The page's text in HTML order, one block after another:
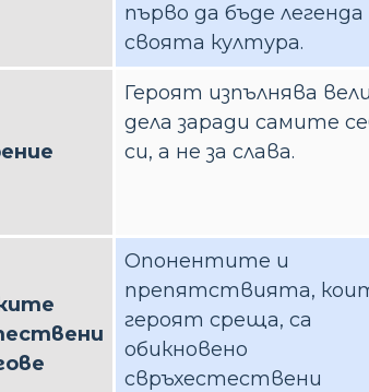
първо да бъде легенда
своята култура.
Героят изпълнява
дела заради самите
си, а не за слава.
Опонентите и
препятствията,
героят среща, са
обикновено
свръхестествени